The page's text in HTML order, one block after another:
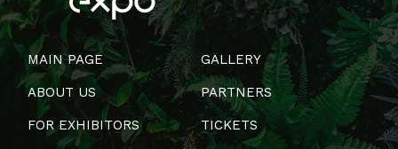
MAIN PAGE
ABOUT US
FOR EXHIBITORS
GALLERY
PARTNERS
TICKETS